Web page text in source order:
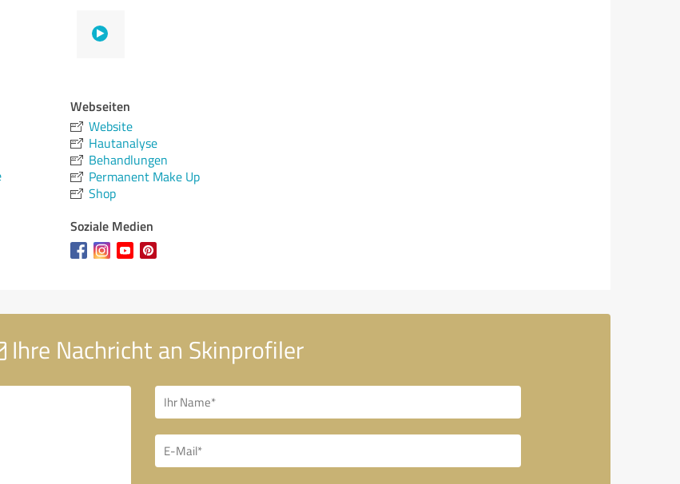
Webseiten
Website
Hautanalyse
Behandlungen
Permanent Make Up
Shop
Soziale Medien
Ihre Nachricht an Skinprofiler